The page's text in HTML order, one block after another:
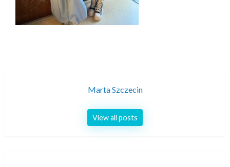
Marta Szczecin
View all posts